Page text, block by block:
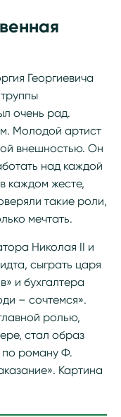
Георгиевича
очень рад.
Молодой артист
внешностью. Он
над каждой
каждом жесте,
такие роли,
мечтать.
Николая II и
сыграть царя
и бухгалтера
– сочтемся».
ролью,
стал образ
по роману Ф.
Картина